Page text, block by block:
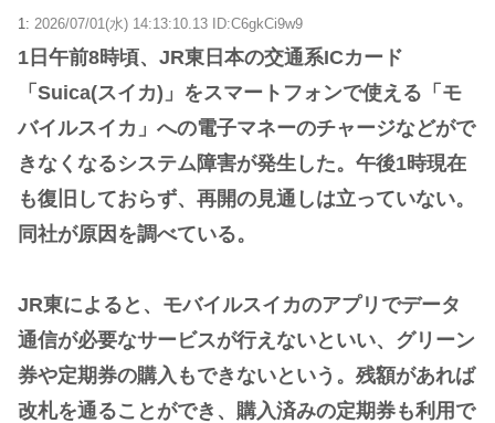
1: 2026/07/01(水) 14:13:10.13 ID:C6gkCi9w9
1日午前8時頃、JR東日本の交通系ICカード
「Suica(スイカ)」をスマートフォンで使える「モ
バイルスイカ」への電子マネーのチャージなどがで
きなくなるシステム障害が発生した。午後1時現在
も復旧しておらず、再開の見通しは立っていない。
同社が原因を調べている。
JR東によると、モバイルスイカのアプリでデータ
通信が必要なサービスが行えないといい、グリーン
券や定期券の購入もできないという。残額があれば
改札を通ることができ、購入済みの定期券も利用で